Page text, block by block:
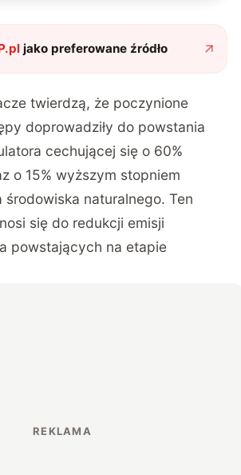
jako preferowane źródło
twierdzą, że poczynione
doprowadziły do powstania
cechującej się o 60%
o 15% wyższym stopniem
środowiska naturalnego. Ten
się do redukcji emisji
powstających na etapie